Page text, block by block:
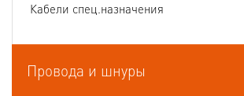
Кабели спец.назначения
Кабели судовые
Кабели термоэлектродные
Провода и шнуры